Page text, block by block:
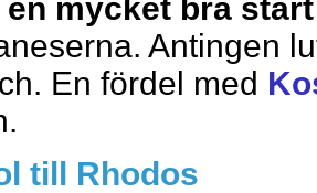
en mycket bra start
Antingen
En fördel med
till Rhodos